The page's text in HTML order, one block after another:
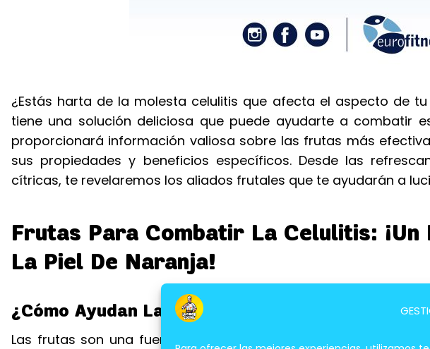
¿Estás harta de la molesta celulitis que afecta el aspecto de tu
tiene una solución deliciosa que puede ayudarte a combatir
proporcionará información valiosa sobre las frutas más
sus propiedades y beneficios específicos. Desde las
cítricas, te revelaremos los aliados frutales que te ayudarán a
Frutas Para Combatir La Celulitis: ¡Un
La Piel De Naranja!
¿Cómo Ayudan Las Frutas a Combatir La
Las frutas son una fuente natural de antioxidantes, vitaminas,